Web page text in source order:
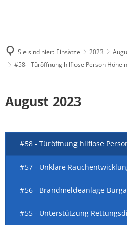
Sie sind hier: Einsätze 2023
#58 - Türöffnung hilflose Person
August 2023
#58 - Türöffnung hilflose
#57 - Unklare
#56 - Brandmeldeanlage
#55 - Unterstützung